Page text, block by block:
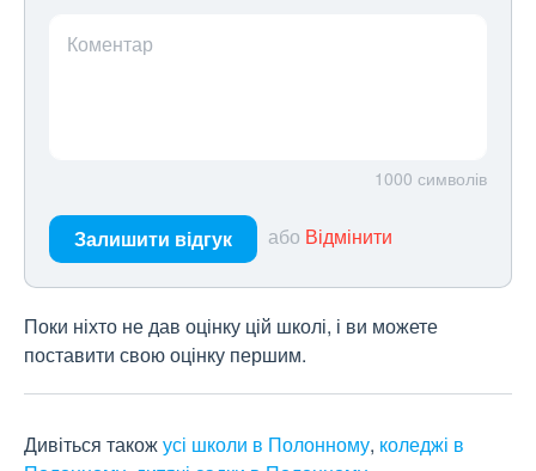
Коментар
1000 символів
Залишити відгук або Відмінити
Поки ніхто не дав оцінку цій школі, і ви можете
поставити свою оцінку першим.
Дивіться такожусі школи в Полонному, коледжі в